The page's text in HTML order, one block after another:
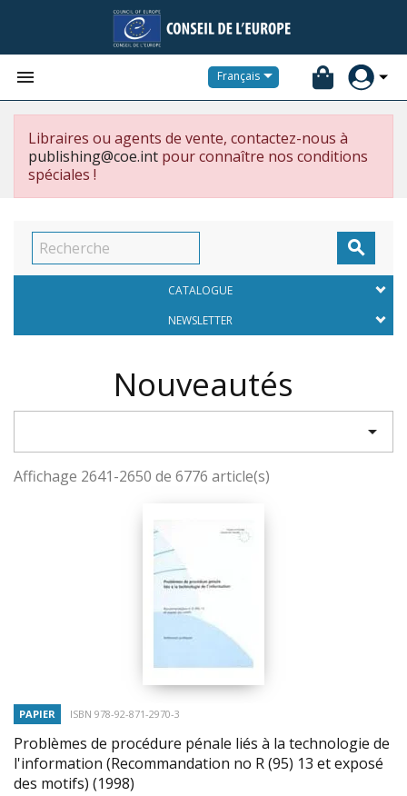
 Français
Libraires ou agents de vente, contactez-nous à
publishing@coe.int pour connaître nos conditions
spéciales !

CATALOGUE
NEWSLETTER
Nouveautés

Affichage 2641-2650 de 6776 article(s)
PAPIER ISBN 978-92-871-2970-3
Problèmes de procédure pénale liés à la technologie de
l'information (Recommandation no R (95) 13 et exposé
des motifs) (1998)